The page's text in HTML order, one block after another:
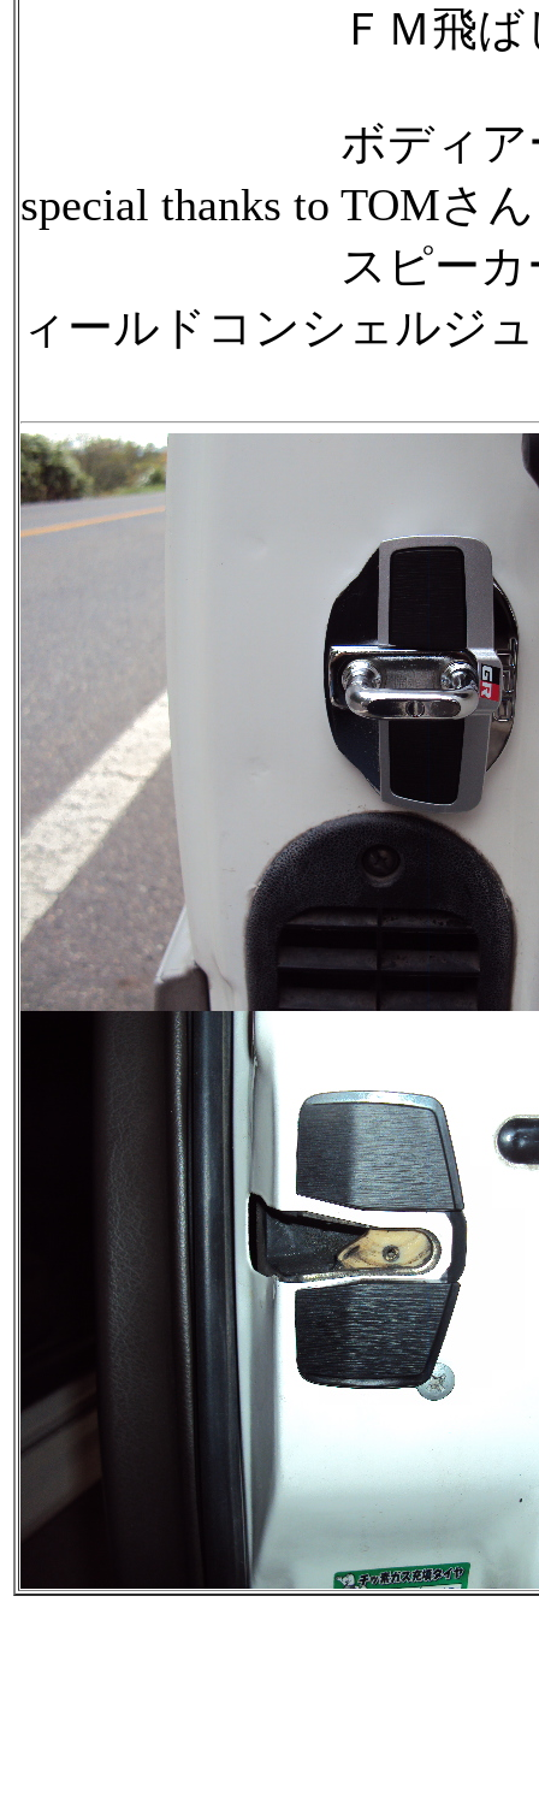
ＦＭ飛ばしＣ
ボディアーシン
special thanks to TOMさ
スピーカー交換
ィールドコンシェルジ